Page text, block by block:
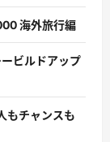
海外旅行編
ビルドアップ
もチャンスも